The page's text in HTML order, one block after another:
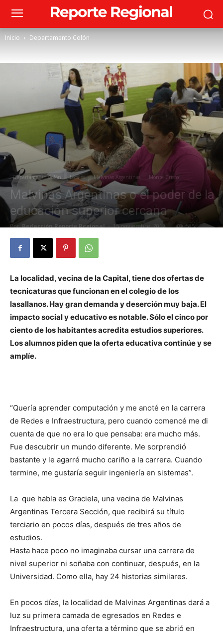
Inicio Departamento Colón
Departamento Colón Locales Malvinas Argentinas Monte Cristo
Malvinas Argentinas o el poder de la
educación superior cercana
Por Redacción Reporte Regional - 15 noviembre, 2017
585
La localidad, vecina de la Capital, tiene dos ofertas de
tecnicaturas que funcionan en el colegio de los
lasallanos. Hay gran demanda y deserción muy baja. El
impacto social y educativo es notable. Sólo el cinco por
ciento de los habitantes acredita estudios superiores.
Los alumnos piden que la oferta educativa continúe y se
amplíe.
“Quería aprender computación y me anoté en la carrera
de Redes e Infraestructura, pero cuando comencé me di
cuenta de que no era lo que pensaba: era mucho más.
Fue descubrir un mundo diferente. Me sorprendió
bastante y le agarré mucho cariño a la carrera. Cuando
termine, me gustaría seguir ingeniería en sistemas”.
La que habla es Graciela, una vecina de Malvinas
Argentinas Tercera Sección, que recibirá su título
terciario en pocos días, después de tres años de
estudios.
Hasta hace poco no imaginaba cursar una carrera de
nivel superior ni soñaba con continuar, después, en la
Universidad. Como ella, hay 24 historias similares.
En pocos días, la localidad de Malvinas Argentinas dará a
luz su primera camada de egresados en Redes e
Infraestructura, una oferta a término que se abrió en